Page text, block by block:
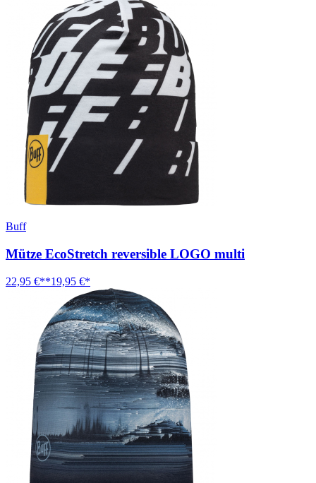
Buff
Mütze EcoStretch reversible LOGO multi
22,95 €**19,95 €*